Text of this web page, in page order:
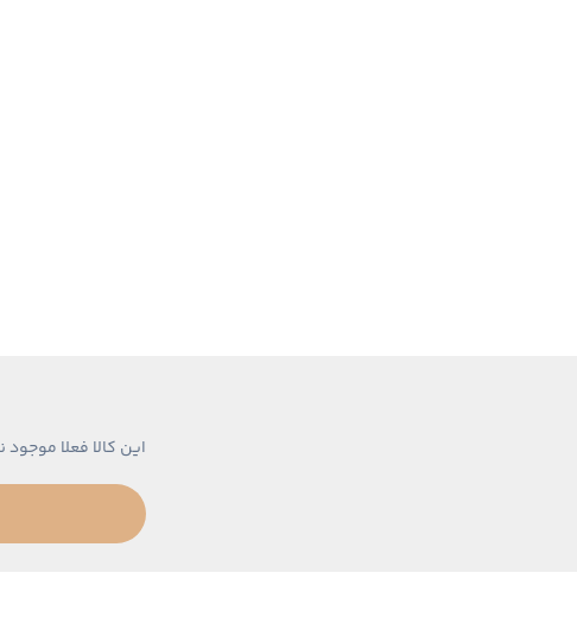
این کالا فعلا